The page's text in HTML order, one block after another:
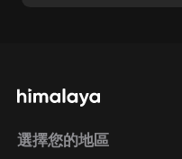
選擇您的地區